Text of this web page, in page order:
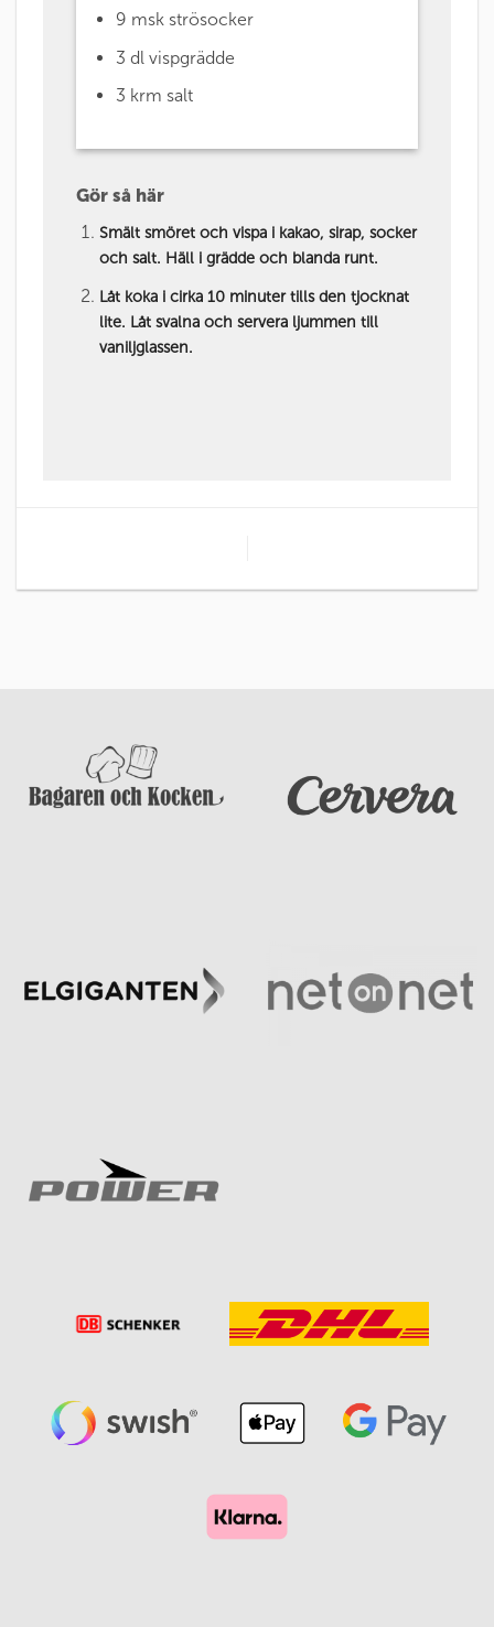
9 msk strösocker
3 dl vispgrädde
3 krm salt
Gör så här
Smält smöret och vispa i kakao, sirap, socker
och salt. Häll i grädde och blanda runt.
Låt koka i cirka 10 minuter tills den tjocknat
lite. Låt svalna och servera ljummen till
vaniljglassen.